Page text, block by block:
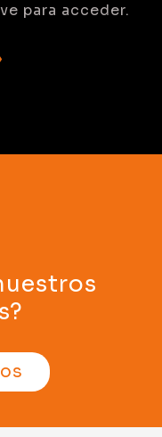
para acceder.